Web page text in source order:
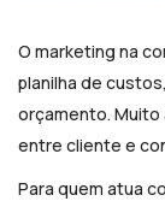
O marketing na
planilha de
orçamento.
entre cliente e
Para quem atua